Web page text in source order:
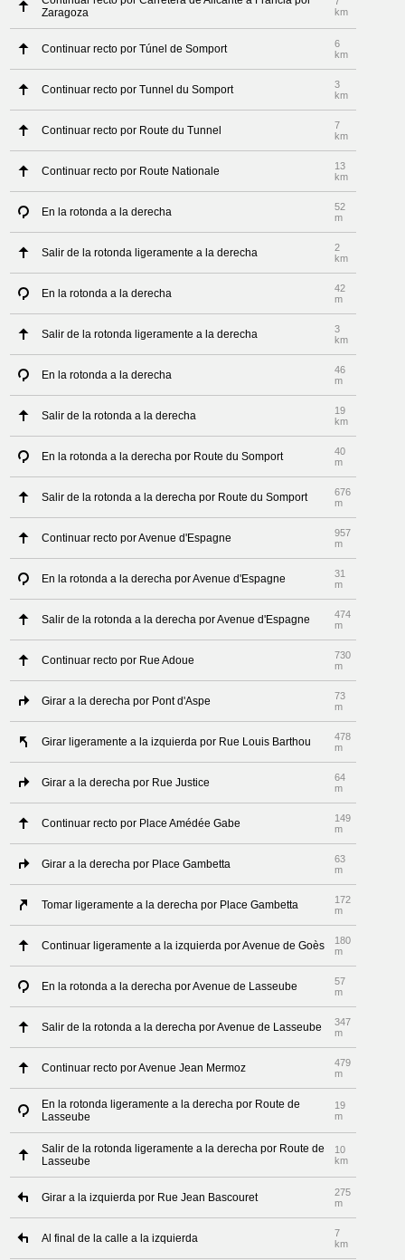
Zaragoza
km
Continuar recto por Túnel de Somport
6
km
Continuar recto por Tunnel du Somport
3
km
Continuar recto por Route du Tunnel
7
km
Continuar recto por Route Nationale
13
km
En la rotonda a la derecha
52
m
Salir de la rotonda ligeramente a la derecha
2
km
En la rotonda a la derecha
42
m
Salir de la rotonda ligeramente a la derecha
3
km
En la rotonda a la derecha
46
m
Salir de la rotonda a la derecha
19
km
En la rotonda a la derecha por Route du Somport
40
m
Salir de la rotonda a la derecha por Route du Somport
676
m
Continuar recto por Avenue d'Espagne
957
m
En la rotonda a la derecha por Avenue d'Espagne
31
m
Salir de la rotonda a la derecha por Avenue d'Espagne
474
m
Continuar recto por Rue Adoue
730
m
Girar a la derecha por Pont d'Aspe
73
m
Girar ligeramente a la izquierda por Rue Louis Barthou
478
m
Girar a la derecha por Rue Justice
64
m
Continuar recto por Place Amédée Gabe
149
m
Girar a la derecha por Place Gambetta
63
m
Tomar ligeramente a la derecha por Place Gambetta
172
m
Continuar ligeramente a la izquierda por Avenue de Goès
180
m
En la rotonda a la derecha por Avenue de Lasseube
57
m
Salir de la rotonda a la derecha por Avenue de Lasseube
347
m
Continuar recto por Avenue Jean Mermoz
479
m
En la rotonda ligeramente a la derecha por Route de
Lasseube
19
m
Salir de la rotonda ligeramente a la derecha por Route de
Lasseube
10
km
Girar a la izquierda por Rue Jean Bascouret
275
m
Al final de la calle a la izquierda
7
km